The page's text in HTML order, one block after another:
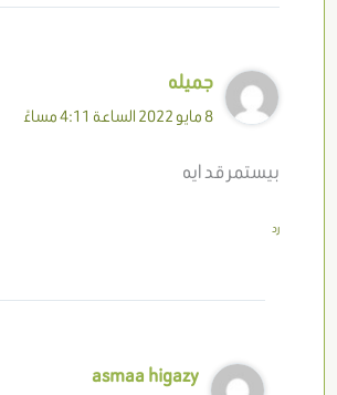
جميله
8 مايو 2022 الساعة 4:11 مساءً
بيستمر قد ايه
رد
asmaa higazy